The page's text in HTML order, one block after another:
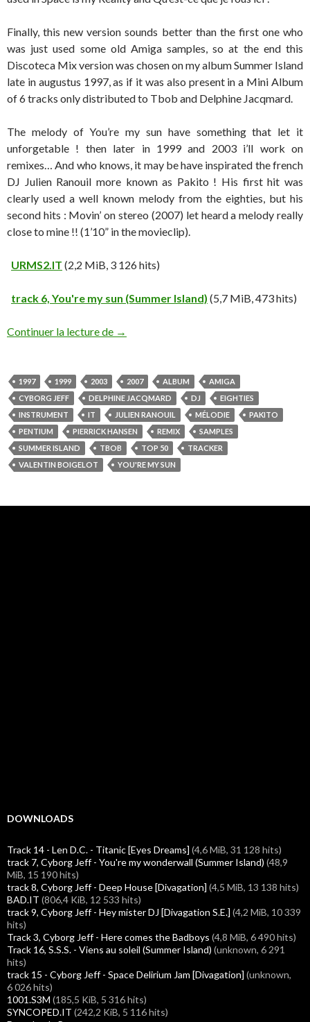
Finally, this new version sounds better than the first one who
was just used some old Amiga samples, so at the end this
Discoteca Mix version was chosen on my album Summer Island
late in augustus 1997, as if it was also present in a Mini Album
of 6 tracks only distributed to Tbob and Delphine Jacqmard.
The melody of You’re my sun have something that let it
unforgetable ! then later in 1999 and 2003 i’ll work on
remixes… And who knows, it may be have inspirated the french
DJ Julien Ranouil more known as Pakito ! His first hit was
clearly used a well known melody from the eighties, but his
second hits : Movin’ on stereo (2007) let heard a melody really
close to mine !! (1’10” in the movieclip).
URMS2.IT (2,2 MiB, 3 126 hits)
track 6, You're my sun (Summer Island) (5,7 MiB, 473 hits)
Continuer la lecture de →
1997 1999 2003 2007 ALBUM
AMIGA
CYBORG JEFF
DELPHINE JACQMARD DJ
EIGHTIES
INSTRUMENT
IT JULIEN RANOUIL MÉLODIE
PAKITO
PENTIUM
PIERRICK HANSEN REMIX
SAMPLES
SUMMER ISLAND
TBOB TOP 50
TRACKER
VALENTIN BOIGELOT
YOU'RE MY SUN
DOWNLOADS
Track 14 - Len D.C. - Titanic [Eyes Dreams] (4,6 MiB, 31 128 hits)
track 7, Cyborg Jeff - You're my wonderwall (Summer Island) (48,9
MiB, 15 190 hits)
track 8, Cyborg Jeff - Deep House [Divagation] (4,5 MiB, 13 138 hits)
BAD.IT (806,4 KiB, 12 533 hits)
track 9, Cyborg Jeff - Hey mister DJ [Divagation S.E.] (4,2 MiB, 10 339
hits)
Track 3, Cyborg Jeff - Here comes the Badboys (4,8 MiB, 6 490 hits)
Track 16, S.S.S. - Viens au soleil (Summer Island) (unknown, 6 291
hits)
track 15 - Cyborg Jeff - Space Delirium Jam [Divagation] (unknown,
6 026 hits)
1001.S3M (185,5 KiB, 5 316 hits)
SYNCOPED.IT (242,2 KiB, 5 116 hits)